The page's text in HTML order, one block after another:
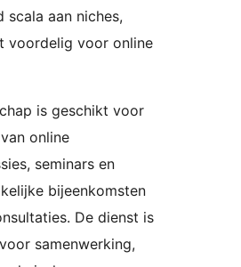
scala aan niches,
voordelig voor online
is geschikt voor
online
seminars en
bijeenkomsten
De dienst is
samenwerking,